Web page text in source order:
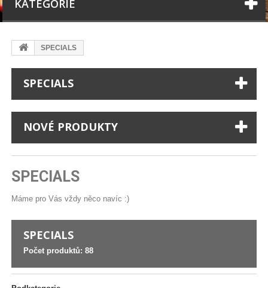
KATEGORIE
SPECIALS
SPECIALS
NOVÉ PRODUKTY
SPECIALS
Máme pro Vás vždy něco navíc :)
SPECIALS
Počet produktů: 88